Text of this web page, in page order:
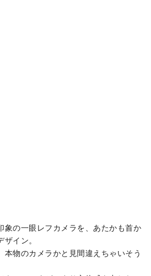
象の一眼レフカメラを、あたかも首か
ザイン。
本物のカメラかと見間違えちゃいそう